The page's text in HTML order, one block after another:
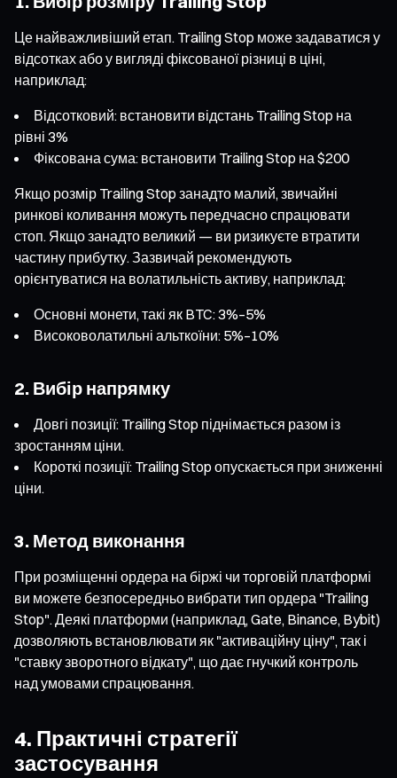
Це найважливіший етап. Trailing Stop може задаватися у
відсотках або у вигляді фіксованої різниці в ціні,
наприклад:
Відсотковий: встановити відстань Trailing Stop на
рівні 3%
Фіксована сума: встановити Trailing Stop на $200
Якщо розмір Trailing Stop занадто малий, звичайні
ринкові коливання можуть передчасно спрацювати
стоп. Якщо занадто великий — ви ризикуєте втратити
частину прибутку. Зазвичай рекомендують
орієнтуватися на волатильність активу, наприклад:
Основні монети, такі як BTC: 3%–5%
Високоволатильні альткоїни: 5%–10%
2. Вибір напрямку
Довгі позиції: Trailing Stop піднімається разом із
зростанням ціни.
Короткі позиції: Trailing Stop опускається при зниженні
ціни.
3. Метод виконання
При розміщенні ордера на біржі чи торговій платформі
ви можете безпосередньо вибрати тип ордера "Trailing
Stop". Деякі платформи (наприклад, Gate, Binance, Bybit)
дозволяють встановлювати як "активаційну ціну", так і
"ставку зворотного відкату", що дає гнучкий контроль
над умовами спрацювання.
4. Практичні стратегії
застосування